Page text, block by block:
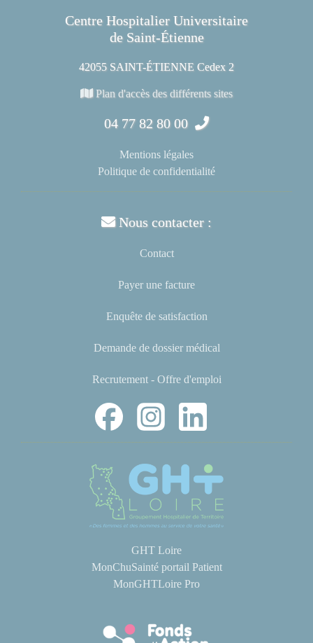
Centre Hospitalier Universitaire
de Saint-Étienne
42055 SAINT-ÉTIENNE Cedex 2
Plan d'accès des différents sites
04 77 82 80 00
Mentions légales
Politique de confidentialité
Nous contacter :
Contact
Payer une facture
Enquête de satisfaction
Demande de dossier médical
Recrutement - Offre d'emploi
GHT Loire
MonChuSainté portail Patient
MonGHTLoire Pro